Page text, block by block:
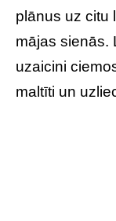
plānus uz citu
mājas sienās.
uzaicini
maltīti un